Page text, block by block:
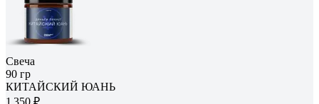
Свеча
90 гр
КИТАЙСКИЙ ЮАНЬ
1 350 ₽